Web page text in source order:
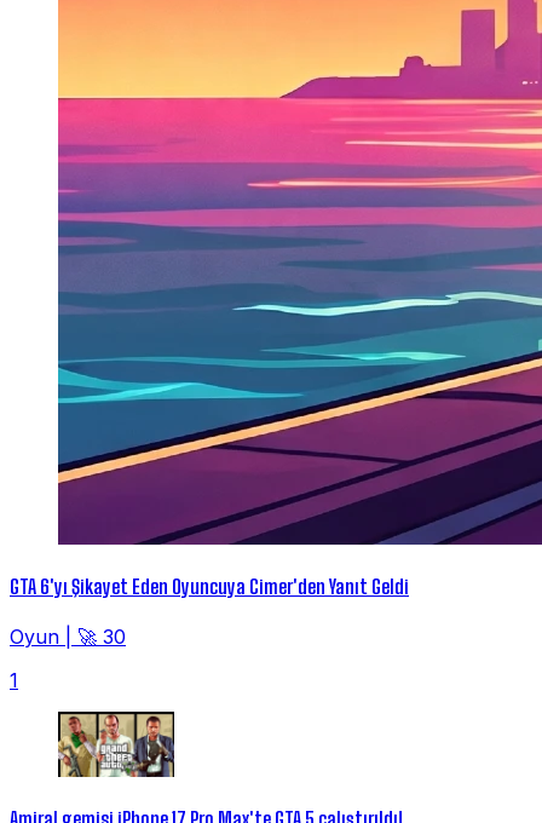
GTA 6'yı Şikayet Eden Oyuncuya Cimer'den Yanıt Geldi
Oyun
🚀 30
1